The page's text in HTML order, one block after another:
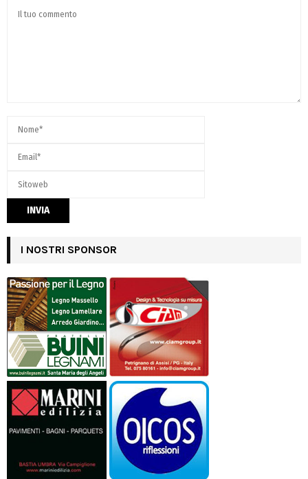
I NOSTRI SPONSOR